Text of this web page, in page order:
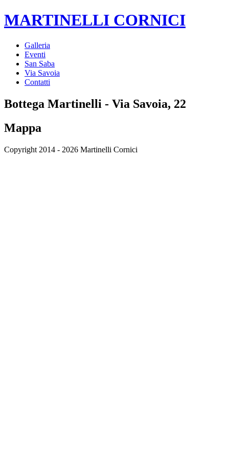
MARTINELLI CORNICI
Galleria
Eventi
San Saba
Via Savoia
Contatti
Bottega Martinelli - Via Savoia, 22
Mappa
Copyright 2014 - 2026 Martinelli Cornici